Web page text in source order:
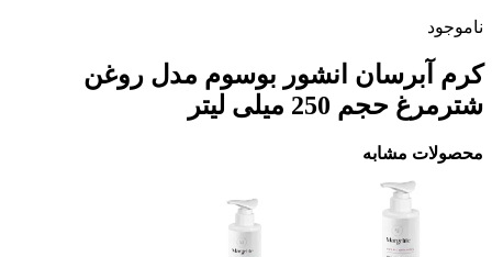
ناموجود
کرم آبرسان انشور بوسوم مدل روغن
شترمرغ حجم 250 میلی لیتر
محصولات مشابه